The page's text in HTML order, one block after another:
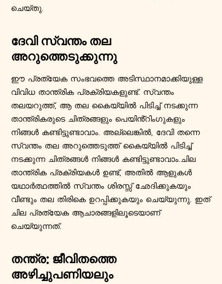
ചെയ്തു.
ദേവി സ്വന്തം തല
അറുത്തെടുക്കുന്നു
ഈ പ്രത്യേക സംഭവത്തെ അടിസ്ഥാനമാക്കിയുള്ള
വിവിധ താന്ത്രിക പ്രക്രിയകളുണ്ട്. സ്വന്തം
തലയറുത്ത്, ആ തല കൈയ്യിൽ പിടിച്ച് നടക്കുന്ന
താന്ത്രികരുടെ ചിത്രങ്ങളും പെയിൻ്റിംഗുകളും
നിങ്ങൾ കണ്ടിട്ടുണ്ടാവാം. അല്ലെങ്കിൽ, ദേവി തന്നെ
സ്വന്തം തല അറുത്തെടുത്ത് കൈയ്യിൽ പിടിച്ച്
നടക്കുന്ന ചിത്രങ്ങൾ നിങ്ങൾ കണ്ടിട്ടുണ്ടാവാം.ചില
താന്ത്രിക പ്രക്രിയകൾ ഉണ്ട്, അതിൽ ആളുകൾ
യഥാർത്ഥത്തിൽ സ്വന്തം ശിരസ്സ് ഛേദിക്കുകയും
വീണ്ടും തല തിരികെ ഉറപ്പിക്കുകയും ചെയ്യുന്നു. ഇത്
ചില പ്രത്യേക ആചാരങ്ങളിലൂടെയാണ്
ചെയ്യുന്നത്.
തന്ത്ര: ജീവിതത്തെ
അഴിച്ചുപണിയലും